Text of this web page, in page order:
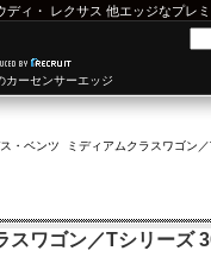
ディ ・ レクサス 他エッジなプレ
ーセンサーエッジ
ス・ベンツ ミディアムクラスワゴン
スワゴン／Tシリーズ